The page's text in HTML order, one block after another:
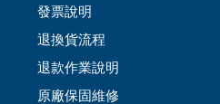
發票說明
退換貨流程
退款作業說明
原廠保固維修